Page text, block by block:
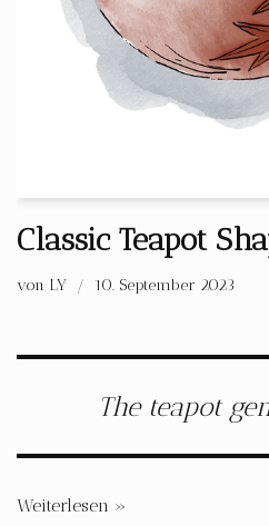
Classic Teapot
von LY 10. September 2023
The teapot
Weiterlesen »